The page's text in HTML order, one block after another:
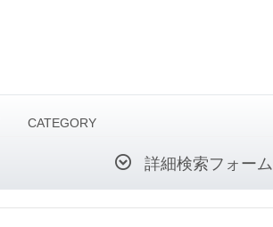
CATEGORY
詳細検索フォーム